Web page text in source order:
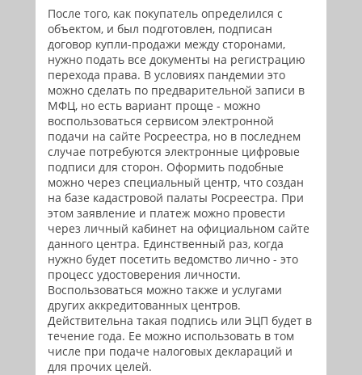
После того, как покупатель определился с
объектом, и был подготовлен, подписан
договор купли-продажи между сторонами,
нужно подать все документы на регистрацию
перехода права. В условиях пандемии это
можно сделать по предварительной записи в
МФЦ, но есть вариант проще - можно
воспользоваться сервисом электронной
подачи на сайте Росреестра, но в последнем
случае потребуются электронные цифровые
подписи для сторон. Оформить подобные
можно через специальный центр, что создан
на базе кадастровой палаты Росреестра. При
этом заявление и платеж можно провести
через личный кабинет на официальном сайте
данного центра. Единственный раз, когда
нужно будет посетить ведомство лично - это
процесс удостоверения личности.
Воспользоваться можно также и услугами
других аккредитованных центров.
Действительна такая подпись или ЭЦП будет в
течение года. Ее можно использовать в том
числе при подаче налоговых деклараций и
для прочих целей.